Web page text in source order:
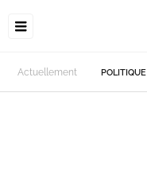
Actuellement POLITIQUE